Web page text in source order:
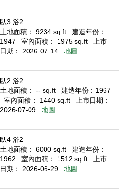
臥3 浴2
土地面積： 9234 sq.ft
建造年份：
1947
室內面積： 1975 sq.ft
上市
日期： 2026-07-14
地圖
臥2 浴2
土地面積： -- sq.ft
建造年份：1967
室內面積： 1440 sq.ft
上市日期：
2026-07-09
地圖
臥4 浴2
土地面積： 6000 sq.ft
建造年份：
1962
室內面積： 1512 sq.ft
上市
日期： 2026-06-29
地圖